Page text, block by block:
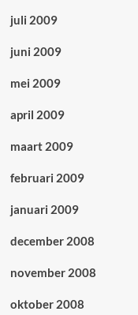
juli 2009
juni 2009
mei 2009
april 2009
maart 2009
februari 2009
januari 2009
december 2008
november 2008
oktober 2008